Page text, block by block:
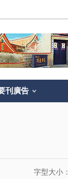
刊廣告
字型大小：